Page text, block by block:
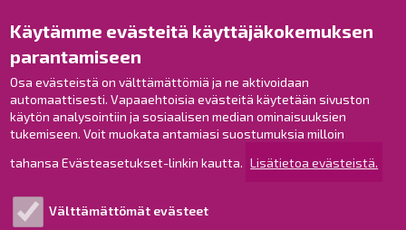
Käytämme evästeitä käyttäjäkokemuksen
parantamiseen
Osa evästeistä on välttämättömiä ja ne aktivoidaan
automaattisesti. Vapaaehtoisia evästeitä käytetään sivuston
käytön analysointiin ja sosiaalisen median ominaisuuksien
tukemiseen. Voit muokata antamiasi suostumuksia milloin
tahansa Evästeasetukset-linkin kautta. Lisätietoa evästeistä.
Välttämättömät evästeet
Raahe Facebookissa
Raahe Instagramissa
Raahe LinkedInissä
Raahe YouTubessa
Esityslistat ja pöytäkirjat